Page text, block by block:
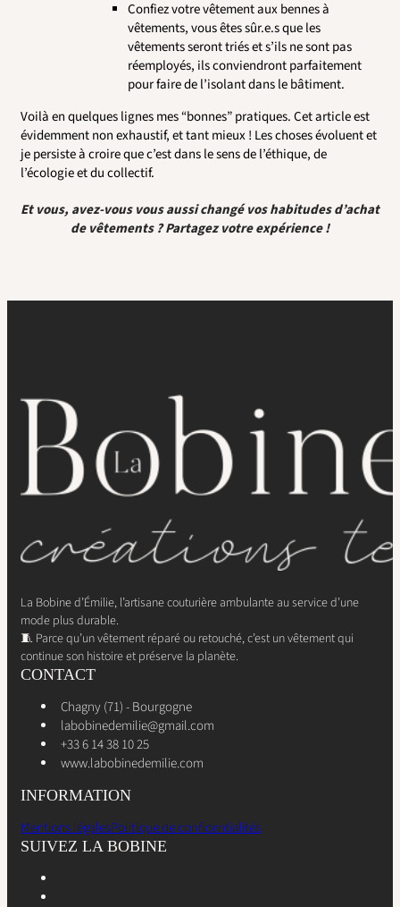
Confiez votre vêtement aux bennes à
vêtements, vous êtes sûr.e.s que les
vêtements seront triés et s’ils ne sont pas
réemployés, ils conviendront parfaitement
pour faire de l’isolant dans le bâtiment.
Voilà en quelques lignes mes “bonnes” pratiques. Cet article est
évidemment non exhaustif, et tant mieux ! Les choses évoluent et
je persiste à croire que c’est dans le sens de l’éthique, de
l’écologie et du collectif.
Et vous, avez-vous vous aussi changé vos habitudes d’achat
de vêtements ? Partagez votre expérience !
La Bobine d’Émilie, l’artisane couturière ambulante au service d’une
mode plus durable.
🧵 Parce qu’un vêtement réparé ou retouché, c’est un vêtement qui
continue son histoire et préserve la planète.
CONTACT
Chagny (71) - Bourgogne
labobinedemilie@gmail.com
+33 6 14 38 10 25
www.labobinedemilie.com
INFORMATION
Mentions légalesPolitique de confidentialités
SUIVEZ LA BOBINE